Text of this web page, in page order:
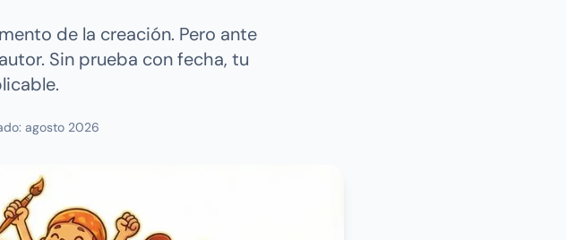
de la creación. Pero ante
Sin prueba con fecha, tu
agosto 2026